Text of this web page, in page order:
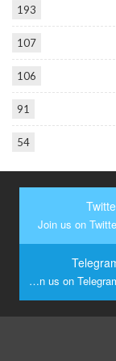
193
107
106
91
54
Join us on
Join us on Telegram